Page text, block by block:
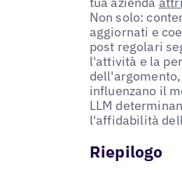
Non solo:
aggiornati e
post regolari
l'attività e la
influenzano il
LLM
l'affidabilità
Riepilogo